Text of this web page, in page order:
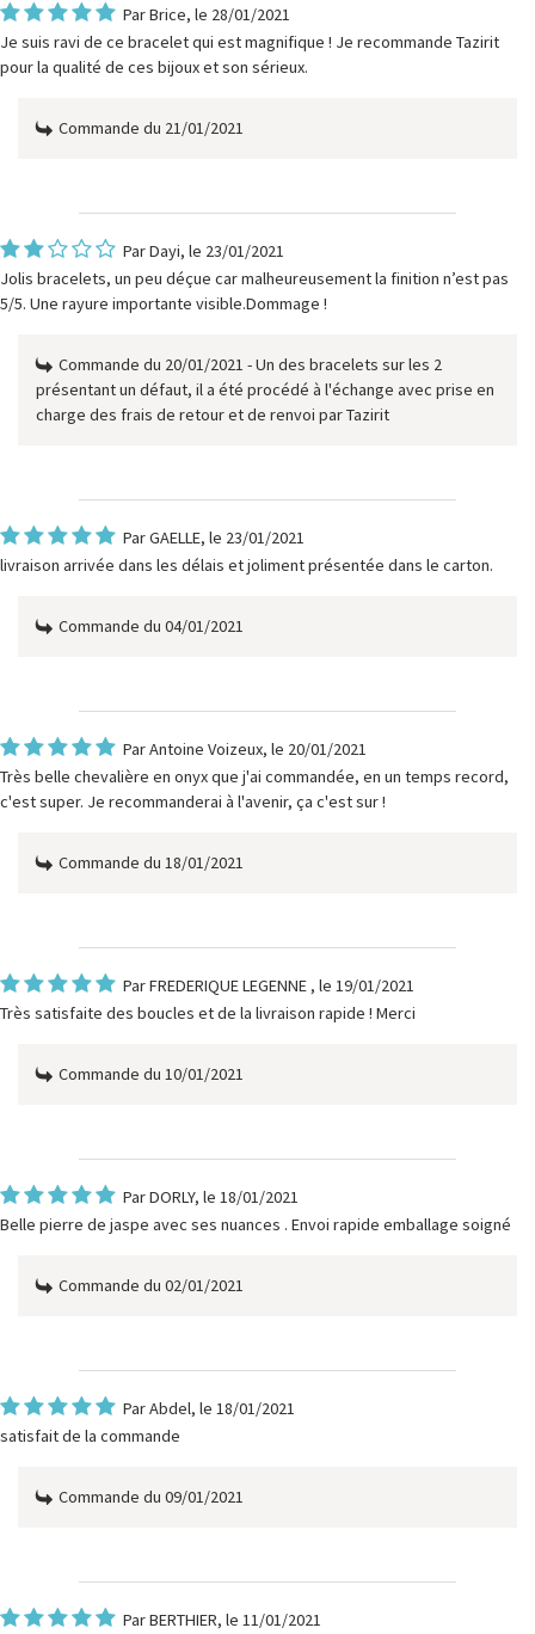
ParBrice, le 28/01/2021
Je suis ravi de ce bracelet qui est magnifique ! Je recommande Tazirit
pour la qualité de ces bijoux et son sérieux.
Commande du 21/01/2021
ParDayi, le 23/01/2021
Jolis bracelets, un peu déçue car malheureusement la finition n’est pas
5/5. Une rayure importante visible.Dommage !
Commande du 20/01/2021 - Un des bracelets sur les 2
présentant un défaut, il a été procédé à l'échange avec prise en
charge des frais de retour et de renvoi par Tazirit
ParGAELLE, le 23/01/2021
livraison arrivée dans les délais et joliment présentée dans le carton.
Commande du 04/01/2021
ParAntoine Voizeux, le 20/01/2021
Très belle chevalière en onyx que j'ai commandée, en un temps record,
c'est super. Je recommanderai à l'avenir, ça c'est sur !
Commande du 18/01/2021
ParFREDERIQUE LEGENNE , le 19/01/2021
Très satisfaite des boucles et de la livraison rapide ! Merci
Commande du 10/01/2021
ParDORLY, le 18/01/2021
Belle pierre de jaspe avec ses nuances . Envoi rapide emballage soigné
Commande du 02/01/2021
ParAbdel, le 18/01/2021
satisfait de la commande
Commande du 09/01/2021
ParBERTHIER, le 11/01/2021